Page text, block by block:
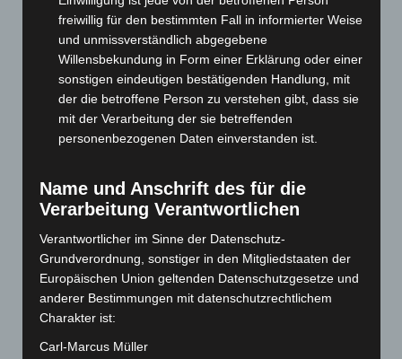
März 2025(111)
Februar 2025(96)
Januar 2025
(88)
Dezember 2024(89)
November 2024(94)
September 2024 (112)
August 2024(107)
Juli 2024(89)
Juni 2024(107)
Mai 2024(149)
April 2024(102)
März 2024(103)
freiwillig für den bestimmten Fall in informierter Weise
und unmissverständlich abgegebene
Willensbekundung in Form einer Erklärung oder einer
sonstigen eindeutigen bestätigenden Handlung, mit
der die betroffene Person zu verstehen gibt, dass sie
mit der Verarbeitung der sie betreffenden
personenbezogenen Daten einverstanden ist.
Name und Anschrift des für die
Verarbeitung Verantwortlichen
Verantwortlicher im Sinne der Datenschutz-
Grundverordnung, sonstiger in den Mitgliedstaaten der
Europäischen Union geltenden Datenschutzgesetze und
anderer Bestimmungen mit datenschutzrechtlichem
Charakter ist:
Carl-Marcus Müller